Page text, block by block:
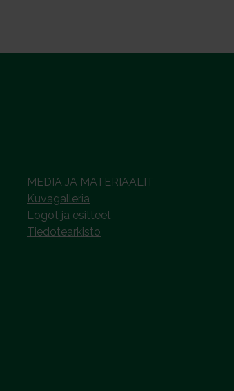
MEDIA JA MATERIAALIT
Kuvagalleria
Logot ja esitteet
Tiedotearkisto